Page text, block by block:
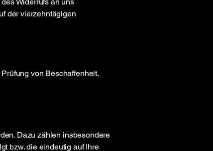
der vierzehntägigen
von Beschaffenheit,
Dazu zählen insbesondere
bzw. die eindeutig auf Ihre